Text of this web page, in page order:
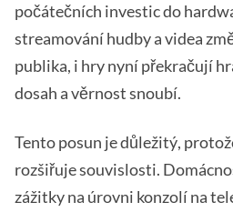
počátečních investic do
streamování hudby a videa
publika, i hry nyní překračují
dosah a věrnost snoubí.
Tento posun je důležitý,
rozšiřuje souvislosti.
zážitky na úrovni konzolí na